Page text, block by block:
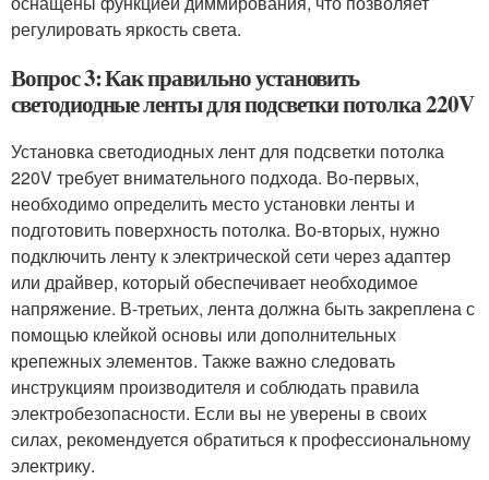
регулировать яркость света.
Вопрос 3: Как правильно установить
светодиодные ленты для подсветки потолка 220V
Установка светодиодных лент для подсветки потолка
220V требует внимательного подхода. Во-первых,
необходимо определить место установки ленты и
подготовить поверхность потолка. Во-вторых, нужно
подключить ленту к электрической сети через адаптер
или драйвер, который обеспечивает необходимое
напряжение. В-третьих, лента должна быть закреплена с
помощью клейкой основы или дополнительных
крепежных элементов. Также важно следовать
инструкциям производителя и соблюдать правила
электробезопасности. Если вы не уверены в своих
силах, рекомендуется обратиться к профессиональному
электрику.